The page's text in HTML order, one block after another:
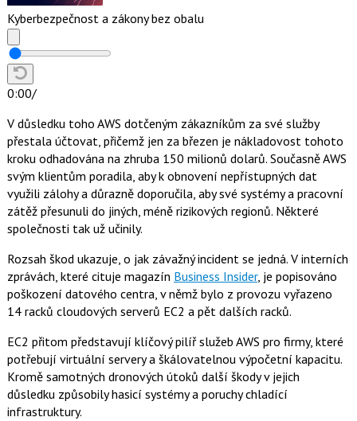
Kyberbezpečnost a zákony bez obalu
0:00/
V důsledku toho AWS dotčeným zákazníkům za své služby
přestala účtovat, přičemž jen za březen je nákladovost tohoto
kroku odhadována na zhruba 150 milionů dolarů. Současně AWS
svým klientům poradila, aby k obnovení nepřístupných dat
využili zálohy a důrazně doporučila, aby své systémy a pracovní
zátěž přesunuli do jiných, méně rizikových regionů. Některé
společnosti tak už učinily.
Rozsah škod ukazuje, o jak závažný incident se jedná. V interních
zprávách, které cituje magazín Business Insider, je popisováno
poškození datového centra, v němž bylo z provozu vyřazeno
14 racků cloudových serverů EC2 a pět dalších racků.
EC2 přitom představují klíčový pilíř služeb AWS pro firmy, které
potřebují virtuální servery a škálovatelnou výpočetní kapacitu.
Kromě samotných dronových útoků další škody v jejich
důsledku způsobily hasicí systémy a poruchy chladící
infrastruktury.